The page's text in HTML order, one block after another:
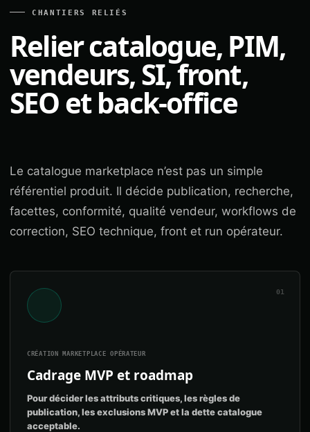
CHANTIERS RELIÉS
Relier catalogue, PIM,
vendeurs, SI, front,
SEO et back-office
Le catalogue marketplace n’est pas un simple
référentiel produit. Il décide publication, recherche,
facettes, conformité, qualité vendeur, workflows de
correction, SEO technique, front et run opérateur.
01
CRÉATION MARKETPLACE OPÉRATEUR
Cadrage MVP et roadmap
Pour décider les attributs critiques, les règles de
publication, les exclusions MVP et la dette catalogue
acceptable.